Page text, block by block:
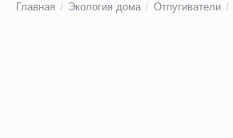
Главная / Экология дома / Отпугиватели /